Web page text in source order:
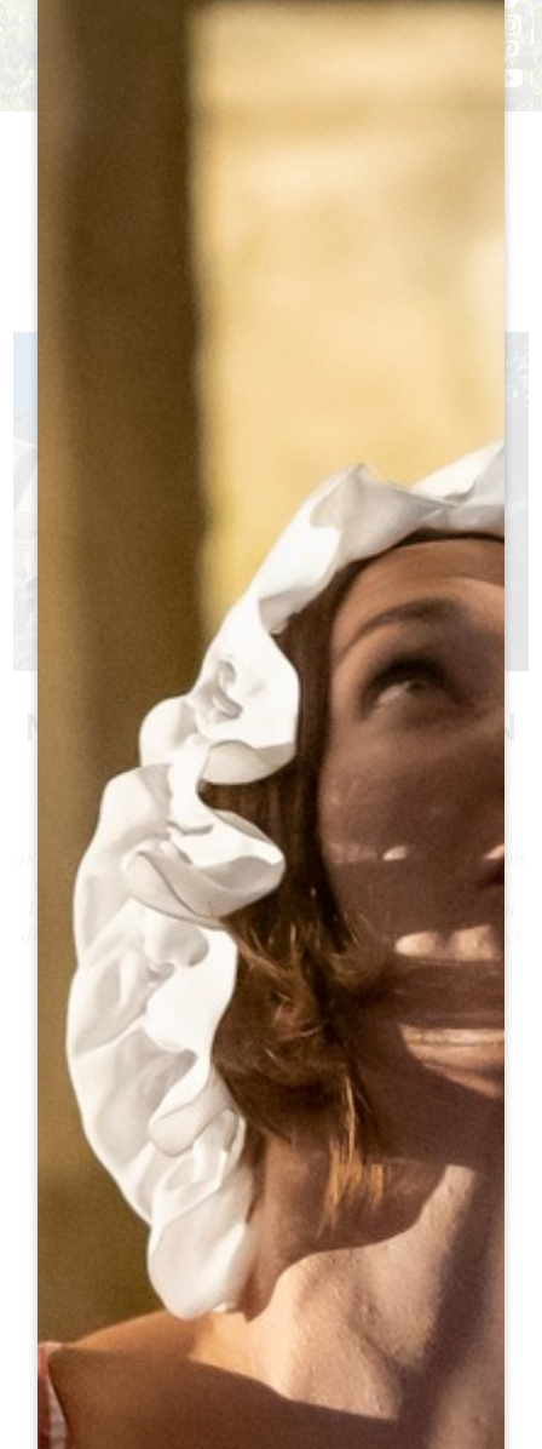
, 12 M HOCH
DIE GRÖSSTE M
ONOLITHISCHE KIRCHE IN E
UROPA!
ENTDECKEN SIE DIE GESCHICHTE
38 m lang und 12 m hoch: Die monolithische Kirche - d. h. aus
einem einzigen Steinblock gebaut - ist auf jeden Fall einen
Besuch wert. Geschichten und Legenden vermischen sich in
diesem unglaublichen Monument: Sie müssen es sehen, um es
zu glauben!